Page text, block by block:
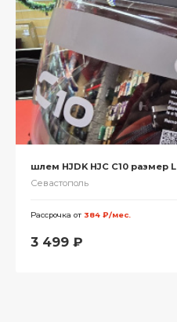
шлем HJDK HJC C10 размер L
Севастополь
Рассрочка от 384 ₽/мес.
3 499 ₽